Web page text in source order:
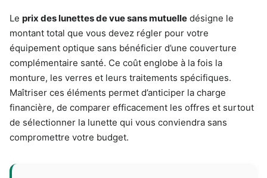
Le prix des lunettes de vue sans mutuelle désigne le
montant total que vous devez régler pour votre
équipement optique sans bénéficier d’une couverture
complémentaire santé. Ce coût englobe à la fois la
monture, les verres et leurs traitements spécifiques.
Maîtriser ces éléments permet d’anticiper la charge
financière, de comparer efficacement les offres et surtout
de sélectionner la lunette qui vous conviendra sans
compromettre votre budget.